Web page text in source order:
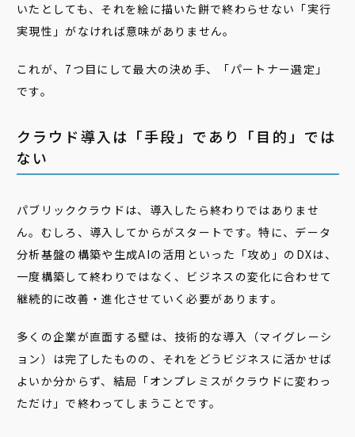
いたとしても、それを絵に描いた餅で終わらせない「実行
実現性」がなければ意味がありません。
これが、7つ目にして最大の決め手、「パートナー選定」
です。
クラウド導入は「手段」であり「目的」では
ない
パブリッククラウドは、導入したら終わりではありませ
ん。むしろ、導入してからがスタートです。特に、データ
分析基盤の構築や生成AIの活用といった「攻め」のDXは、
一度構築して終わりではなく、ビジネスの変化に合わせて
継続的に改善・進化させていく必要があります。
多くの企業が直面する壁は、技術的な導入（マイグレーシ
ョン）は完了したものの、それをどうビジネスに活かせば
よいか分からず、結局「オンプレミスがクラウドに変わっ
ただけ」で終わってしまうことです。